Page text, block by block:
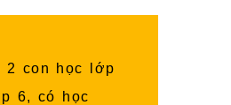
2 con học lớp
6, có học